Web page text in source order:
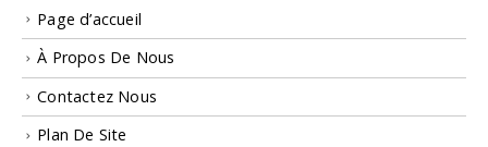
Page d’accueil
À Propos De Nous
Contactez Nous
Plan De Site